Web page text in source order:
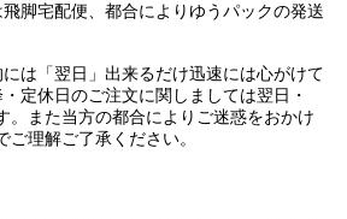
脚宅配便、都合によりゆうパックの発送
は「翌日」出来るだけ迅速には心がけて
定休日のご注文に関しましては翌日・
。また当方の都合によりご迷惑をおかけ
理解ご了承ください。